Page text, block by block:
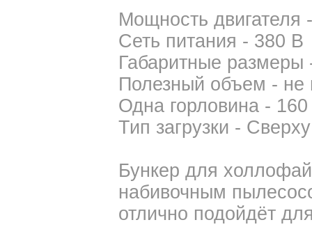
Мощность двигателя
Сеть питания - 380 В
Габаритные размеры
Полезный объем -
Одна горловина -
Тип загрузки - Сверху
Бункер для
набивочным
отлично подойдёт